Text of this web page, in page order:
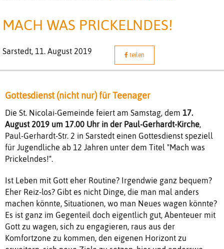
MACH WAS PRICKELNDES!
Sarstedt, 11. August 2019 teilen
Gottesdienst (nicht nur) für Teenager
Die St. Nicolai-Gemeinde feiert am Samstag, dem 17.
August 2019 um 17.00 Uhr in der Paul-Gerhardt-Kirche,
Paul-Gerhardt-Str. 2 in Sarstedt einen Gottesdienst speziell
für Jugendliche ab 12 Jahren unter dem Titel "Mach was
Prickelndes!".
Ist Leben mit Gott eher Routine? Irgendwie ganz bequem?
Eher Reiz-los? Gibt es nicht Dinge, die man mal anders
machen könnte, Situationen, wo man Neues wagen könnte?
Es ist ganz im Gegenteil doch eigentlich gut, Abenteuer mit
Gott zu wagen, sich zu engagieren, raus aus der
Komfortzone zu kommen, den eigenen Horizont zu